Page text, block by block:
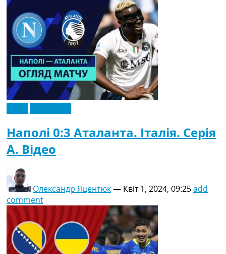
Наполі 0:3 Аталанта. Італія. Серія
A. Відео
Олександр Яцентюк— Квіт 1, 2024, 09:25add
comment